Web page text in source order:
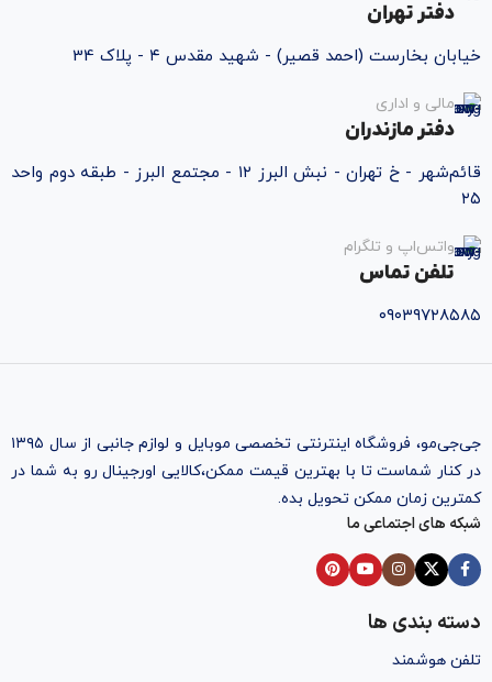
دفتر تهران
خیابان بخارست (احمد قصیر) - شهید مقدس ۴ - پلاک 34
مالی و اداری
دفتر مازندران
قائم‌شهر - خ تهران - نبش البرز ۱۲ - مجتمع البرز - طبقه دوم واحد
۲۵
واتس‌اپ و تلگرام
تلفن تماس
۰۹۰۳۹۷۲۸۵۸۵
جی‌جی‌مو، فروشگاه اینترنتی تخصصی موبایل و لوازم جانبی از سال ۱۳۹۵
در کنار شماست تا با بهترین قیمت ممکن،‌کالایی اورجینال رو به شما در
کمترین زمان ممکن تحویل بده.
شبکه های اجتماعی ما
دسته بندی ها
تلفن هوشمند